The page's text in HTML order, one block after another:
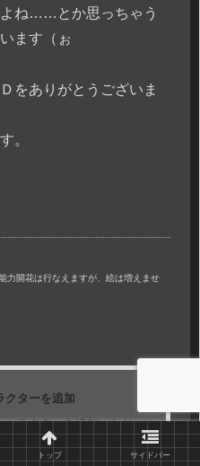
ね……とか思っちゃう
ます（ぉ
をありがとうございま
。
力開花は行なえますが、絵は増えませ
ターを追加
ャラクターを追加いたし
トップ サイドバー